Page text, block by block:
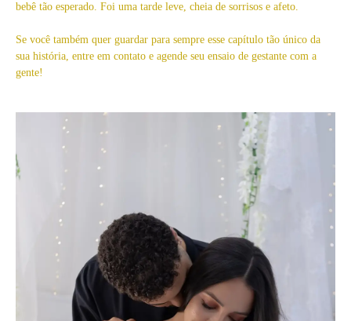
bebê tão esperado. Foi uma tarde leve, cheia de sorrisos e afeto.
Se você também quer guardar para sempre esse capítulo tão único da
sua história, entre em contato e agende seu ensaio de gestante com a
gente!